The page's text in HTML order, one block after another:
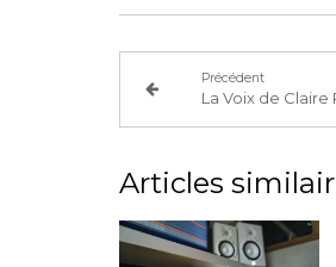
Précédent
La Voix de Claire
Articles